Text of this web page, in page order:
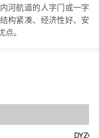
河航道的人字门或一字
构紧凑、经济性好、安
。
DYZQ-